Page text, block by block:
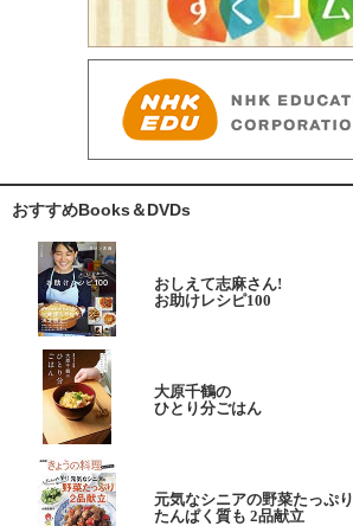
おすすめBooks＆DVDs
おしえて志麻さん!
お助けレシピ100
大原千鶴の
ひとり分ごはん
元気なシニアの野菜たっぷり
たんぱく質も 2品献立